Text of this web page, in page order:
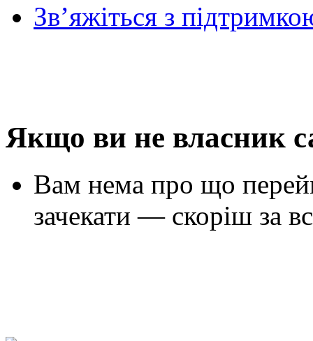
Зв’яжіться з
Якщо ви не власник
Вам нема про що
зачекати — скоріш за